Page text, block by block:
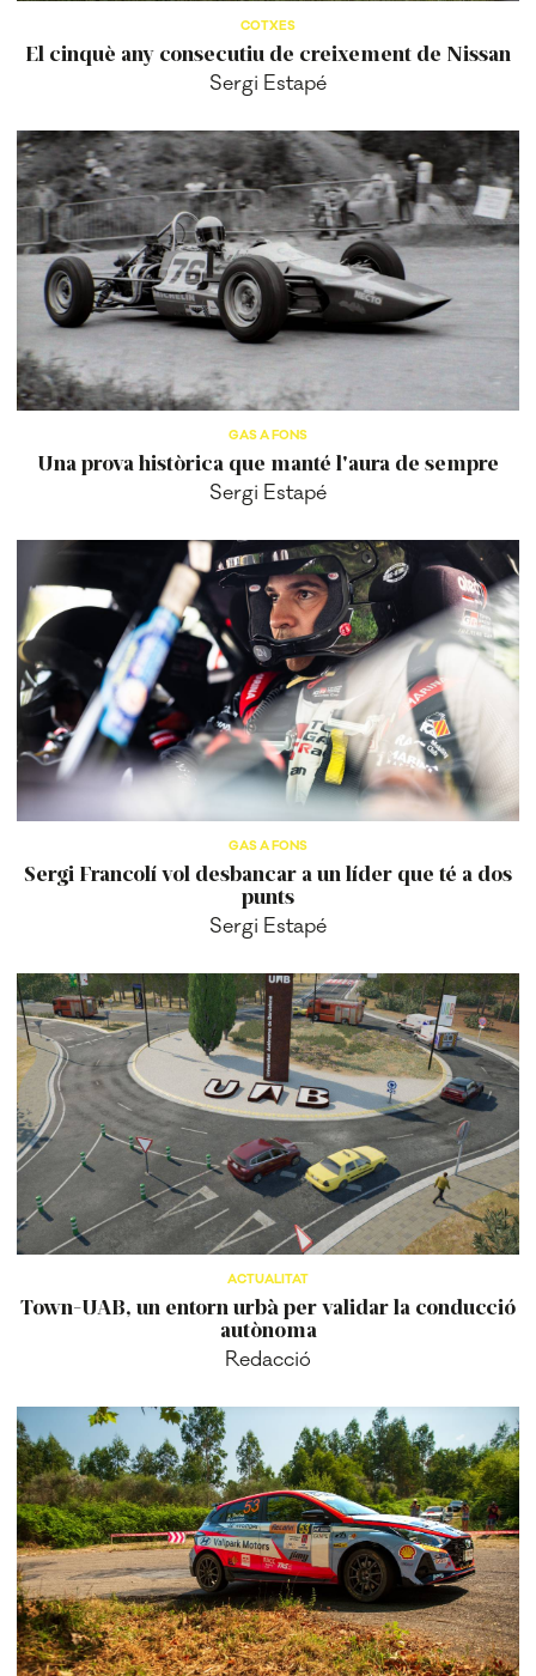
COTXES
El cinquè any consecutiu de creixement de Nissan
Sergi Estapé
GAS A FONS
Una prova històrica que manté l'aura de sempre
Sergi Estapé
GAS A FONS
Sergi Francolí vol desbancar a un líder que té a dos
punts
Sergi Estapé
ACTUALITAT
Town-UAB, un entorn urbà per validar la conducció
autònoma
Redacció